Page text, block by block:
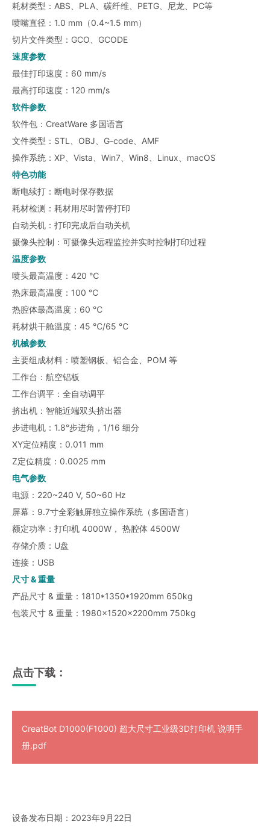
耗材类型：ABS、PLA、碳纤维、PETG、尼龙、PC等
喷嘴直径：1.0 mm（0.4~1.5 mm）
切片文件类型：GCO、GCODE
速度参数
最佳打印速度：60 mm/s
最高打印速度：120 mm/s
软件参数
软件包：CreatWare 多国语言
文件类型：STL、OBJ、G-code、AMF
操作系统：XP、Vista、Win7、Win8、Linux、macOS
特色功能
断电续打：断电时保存数据
耗材检测：耗材用尽时暂停打印
自动关机：打印完成后自动关机
摄像头控制：可摄像头远程监控并实时控制打印过程
温度参数
喷头最高温度：420 ℃
热床最高温度：100 ℃
热腔体最高温度：60 ℃
耗材烘干舱温度：45 ℃/65 ℃
机械参数
主要组成材料：喷塑钢板、铝合金、POM 等
工作台：航空铝板
工作台调平：全自动调平
挤出机：智能近端双头挤出器
步进电机：1.8°步进角，1/16 细分
XY定位精度：0.011 mm
Z定位精度：0.0025 mm
电气参数
电源：220~240 V, 50~60 Hz
屏幕：9.7寸全彩触屏独立操作系统（多国语言）
额定功率：打印机 4000W， 热腔体 4500W
存储介质：U盘
连接：USB
尺寸 & 重量
产品尺寸 & 重量：1810*1350*1920mm 650kg
包装尺寸 & 重量：1980×1520×2200mm 750kg
点击下载：
CreatBot D1000(F1000) 超大尺寸工业级3D打印机 说明手
册.pdf
设备发布日期：2023年9月22日